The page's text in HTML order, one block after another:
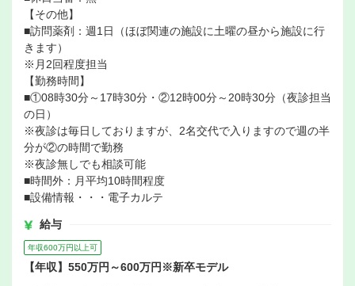
【その他】
■訪問薬剤：週1日（ほぼ関連の施設に土曜の昼から施設に行
きます）
※月2回程度担当
【勤務時間】
■①08時30分～17時30分・②12時00分～20時30分（夜診担当
の日）
※夜診は毎日しておりますが、2名交代で入りますので週の半
分が②の時間で勤務
※夜診無しでも相談可能
■時間外：月平均10時間程度
■設備情報・・・電子カルテ
給与
年収600万円以上可
【年収】550万円～600万円※新卒モデル